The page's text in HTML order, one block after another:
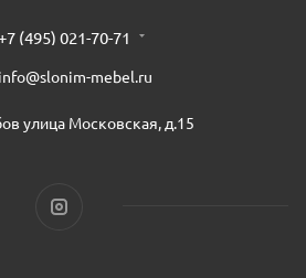
(495) 021-70-71
info@slonim-mebel.ru
улица Московская, д.15